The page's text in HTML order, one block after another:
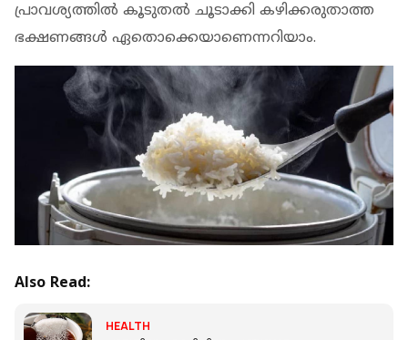
പ്രാവശ്യത്തില്‍ കൂടുതല്‍ ചൂടാക്കി കഴിക്കരുതാത്ത
ഭക്ഷണങ്ങള്‍ ഏതൊക്കെയാണെന്നറിയാം.
Also Read:
HEALTH